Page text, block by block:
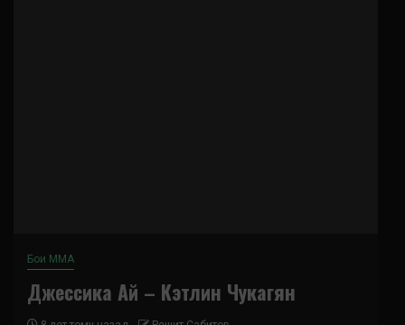
Бои ММА
Джессика Ай – Кэтлин Чукагян